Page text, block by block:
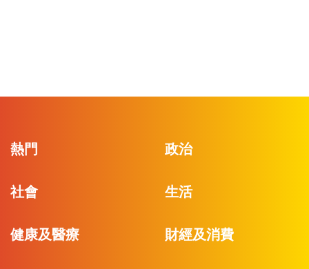
熱門 政治
社會 生活
健康及醫療 財經及消費